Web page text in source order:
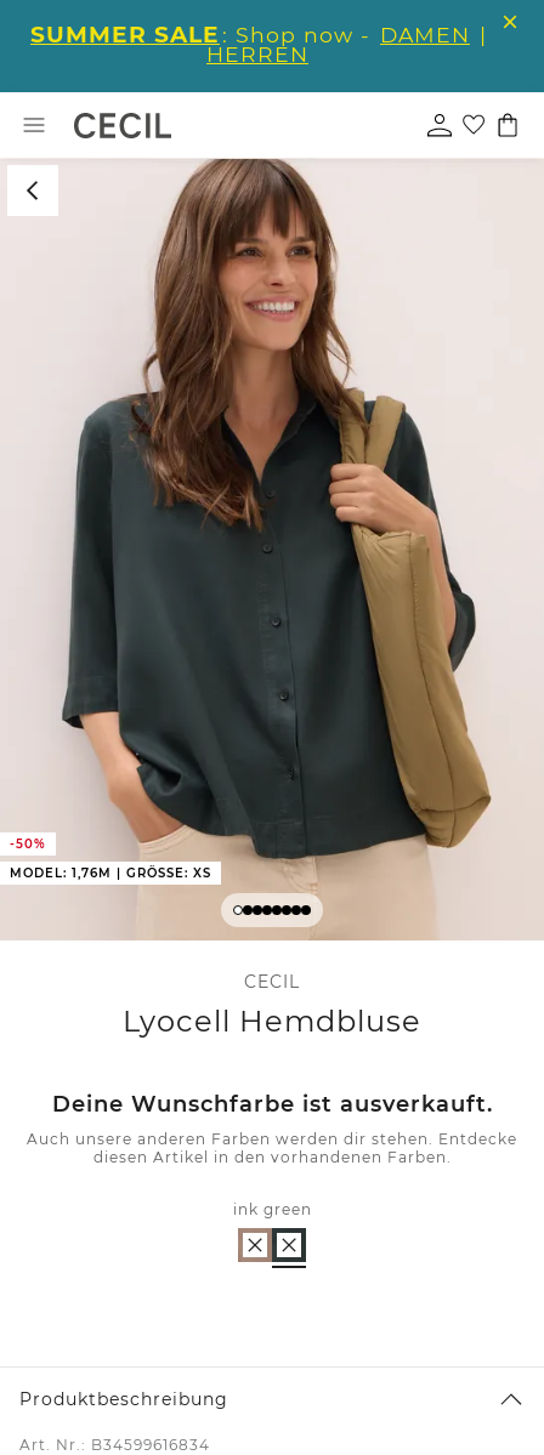
SUMMER SALE : Shop now - DAMEN |
HERREN
-50%
MODEL: 1,76M | GRÖSSE: XS
CECIL
Lyocell Hemdbluse
Deine Wunschfarbe ist ausverkauft.
Auch unsere anderen Farben werden dir stehen. Entdecke
diesen Artikel in den vorhandenen Farben.
ink green
Produktbeschreibung
Art. Nr.: B34599616834